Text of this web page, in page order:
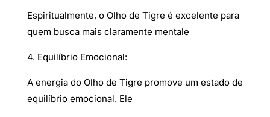
Espiritualmente, o Olho de Tigre é excelente para
quem busca mais claramente mentale
4. Equilíbrio Emocional:
A energia do Olho de Tigre promove um estado de
equilíbrio emocional. Ele